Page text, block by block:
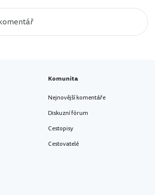
Komunita
Nejnovější komentáře
Diskuzní fórum
Cestopisy
Cestovatelé